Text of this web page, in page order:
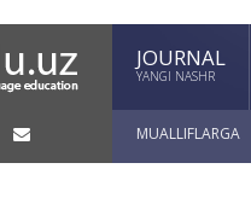
JOURNAL
YANGI NASHR
MUALLIFLARGA